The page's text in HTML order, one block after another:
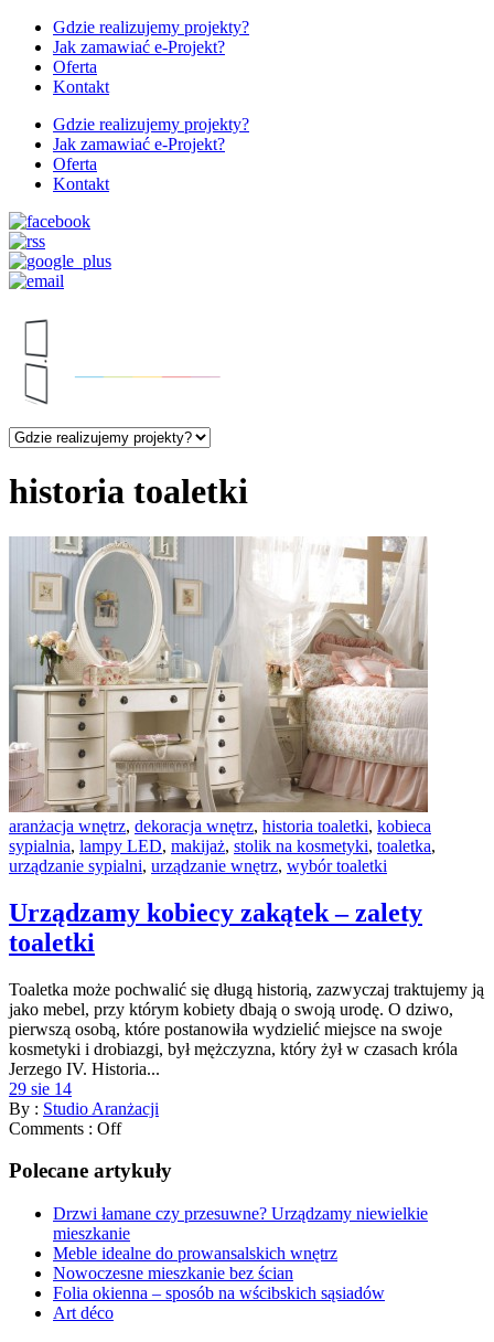
Gdzie realizujemy projekty?
Jak zamawiać e-Projekt?
Oferta
Kontakt
Gdzie realizujemy projekty?
Jak zamawiać e-Projekt?
Oferta
Kontakt
historia toaletki
aranżacja wnętrz, dekoracja wnętrz, historia toaletki, kobieca
sypialnia, lampy LED, makijaż, stolik na kosmetyki, toaletka,
urządzanie sypialni, urządzanie wnętrz, wybór toaletki
Urządzamy kobiecy zakątek – zalety
toaletki
Toaletka może pochwalić się długą historią, zazwyczaj traktujemy ją
jako mebel, przy którym kobiety dbają o swoją urodę. O dziwo,
pierwszą osobą, które postanowiła wydzielić miejsce na swoje
kosmetyki i drobiazgi, był mężczyzna, który żył w czasach króla
Jerzego IV. Historia...
29 sie 14
By : Studio Aranżacji
Comments : Off
Polecane artykuły
Drzwi łamane czy przesuwne? Urządzamy niewielkie
mieszkanie
Meble idealne do prowansalskich wnętrz
Nowoczesne mieszkanie bez ścian
Folia okienna – sposób na wścibskich sąsiadów
Art déco